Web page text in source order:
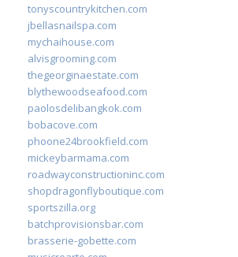
tonyscountrykitchen.com
jbellasnailspa.com
mychaihouse.com
alvisgrooming.com
thegeorginaestate.com
blythewoodseafood.com
paolosdelibangkok.com
bobacove.com
phoone24brookfield.com
mickeybarmama.com
roadwayconstructioninc.com
shopdragonflyboutique.com
sportszilla.org
batchprovisionsbar.com
brasserie-gobette.com